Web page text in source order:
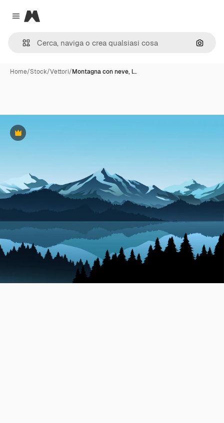
Close menu
Magnific
Cerca
Home/Stock/Vettori/Montagna con neve, l…
Premium